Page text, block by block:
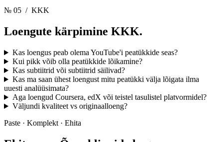
№ 05 / KKK
Loengute kärpimine KKK.
Kas loengus peab olema YouTube'i peatükkide seas?
Kui pikk võib olla peatükkide lõikamine?
Kas subtiitrid või subtiitrid säilivad?
Kas ma saan ühest loengust mitu peatükki välja lõigata ilma
uuesti analüüsimata?
Aga loengud Coursera, edX või teistel tasulistel platvormidel?
Väljundi kvaliteet vs originaalloeng?
Paste · Komplekt · Ehita